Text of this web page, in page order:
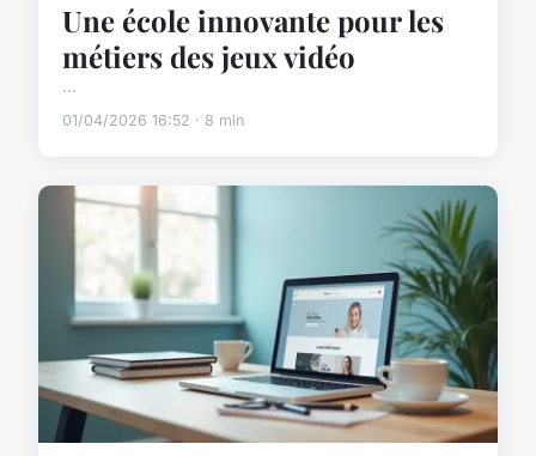
Une école innovante pour les
métiers des jeux vidéo
...
01/04/2026 16:52 · 8 min